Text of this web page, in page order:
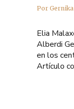
Por
Elia
Alberdi
en los
Artículo